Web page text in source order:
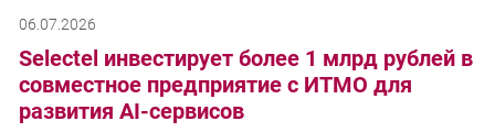
06.07.2026
Selectel инвестирует более 1 млрд рублей в
совместное предприятие с ИТМО для
развития AI-сервисов